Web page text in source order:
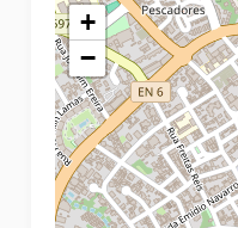
+
−